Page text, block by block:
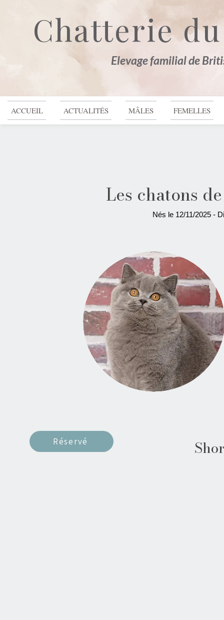
Les chatons
Nés le 12/11/2025 -
Réservé
Chatterie
Elevage familial de
ACCUEIL ACTUALITÉS MÂLES FEMELLES